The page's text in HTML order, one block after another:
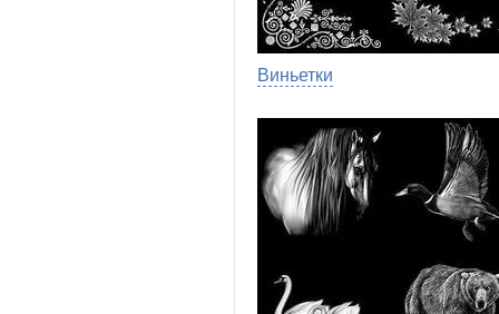
Виньетки